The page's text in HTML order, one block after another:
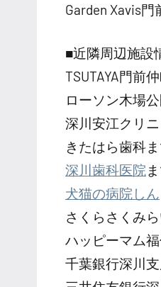
Garden Xavis門
■近隣周辺施設
TSUTAYA門前
ローソン木場
深川安江クリ
きたはら歯科
深川歯科医院
犬猫の病院しん
さくらさくみ
ハッピーマム
千葉銀行深川